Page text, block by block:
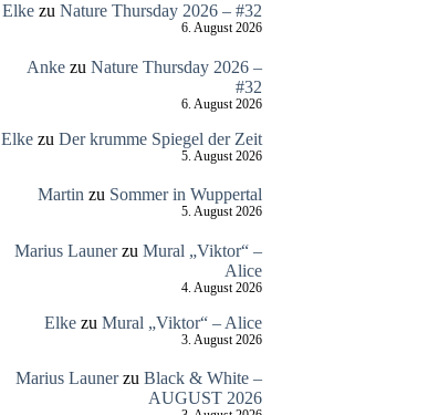
Elkezu Nature Thursday 2026 – #32
6. August 2026
Ankezu Nature Thursday 2026 –
#32
6. August 2026
Elkezu Der krumme Spiegel der Zeit
5. August 2026
Martinzu Sommer in Wuppertal
5. August 2026
Marius Launerzu Mural „Viktor“ –
Alice
4. August 2026
Elkezu Mural „Viktor“ – Alice
3. August 2026
Marius Launerzu Black & White –
AUGUST 2026